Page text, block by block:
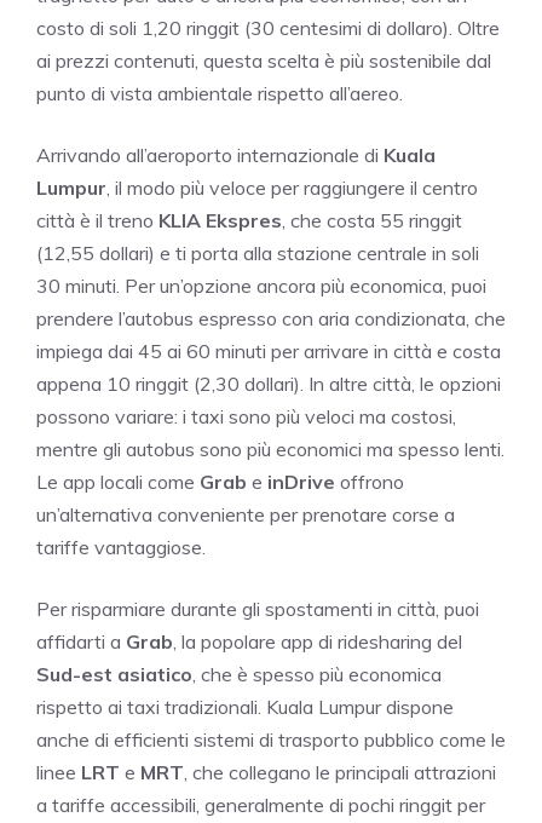
costo di soli 1,20 ringgit (30 centesimi di dollaro). Oltre
ai prezzi contenuti, questa scelta è più sostenibile dal
punto di vista ambientale rispetto all’aereo.
Arrivando all’aeroporto internazionale di Kuala
Lumpur , il modo più veloce per raggiungere il centro
città è il treno KLIA Ekspres , che costa 55 ringgit
(12,55 dollari) e ti porta alla stazione centrale in soli
30 minuti. Per un’opzione ancora più economica, puoi
prendere l’autobus espresso con aria condizionata, che
impiega dai 45 ai 60 minuti per arrivare in città e costa
appena 10 ringgit (2,30 dollari). In altre città, le opzioni
possono variare: i taxi sono più veloci ma costosi,
mentre gli autobus sono più economici ma spesso lenti.
Le app locali come Grab e inDrive offrono
un’alternativa conveniente per prenotare corse a
tariffe vantaggiose.
Per risparmiare durante gli spostamenti in città, puoi
affidarti a Grab , la popolare app di ridesharing del
Sud-est asiatico , che è spesso più economica
rispetto ai taxi tradizionali. Kuala Lumpur dispone
anche di efficienti sistemi di trasporto pubblico come le
linee LRT e MRT , che collegano le principali attrazioni
a tariffe accessibili, generalmente di pochi ringgit per